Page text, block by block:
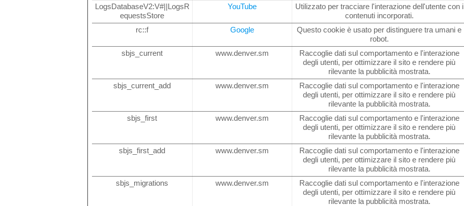
LogsDatabaseV2:V#||LogsR
equestsStore
YouTube
Utilizzato per tracciare l'interazione dell'utente con i
contenuti incorporati.
rc::f Google
Questo cookie è usato per distinguere tra umani e
robot.
sbjs_current
www.denver.sm
Raccoglie dati sul comportamento e l'interazione
degli utenti, per ottimizzare il sito e rendere più
rilevante la pubblicità mostrata.
sbjs_current_add www.denver.sm
Raccoglie dati sul comportamento e l'interazione
degli utenti, per ottimizzare il sito e rendere più
rilevante la pubblicità mostrata.
sbjs_first www.denver.sm
Raccoglie dati sul comportamento e l'interazione
degli utenti, per ottimizzare il sito e rendere più
rilevante la pubblicità mostrata.
sbjs_first_add www.denver.sm
Raccoglie dati sul comportamento e l'interazione
degli utenti, per ottimizzare il sito e rendere più
rilevante la pubblicità mostrata.
sbjs_migrations www.denver.sm
Raccoglie dati sul comportamento e l'interazione
degli utenti, per ottimizzare il sito e rendere più
rilevante la pubblicità mostrata.